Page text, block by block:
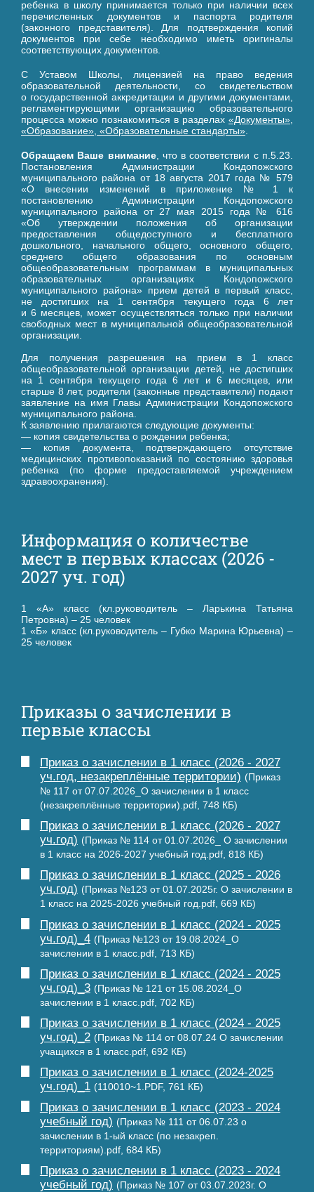
ребенка в школу принимается только при наличии всех
перечисленных документов и паспорта родителя
(законного представителя). Для подтверждения копий
документов при себе необходимо иметь оригиналы
соответствующих документов.
С Уставом Школы, лицензией на право ведения
образовательной деятельности, со свидетельством
о государственной аккредитации и другими документами,
регламентирующими организацию образовательного
процесса можно познакомиться в разделах «Документы»
«Образование» «Образовательные стандарты»
Обращаем Ваше внимание, что в соответствии с п.5.23.
Постановления Администрации Кондопожского
муниципального района от 18 августа 2017 года № 579
«О внесении изменений в приложение № 1 к
постановлению Администрации Кондопожского
муниципального района от 27 мая 2015 года № 616
«Об утверждении положения об организации
предоставления общедоступного и бесплатного
дошкольного, начального общего, основного общего,
среднего общего образования по основным
общеобразовательным программам в муниципальных
образовательных организациях Кондопожского
муниципального района» прием детей в первый класс,
не достигших на 1 сентября текущего года 6 лет
и 6 месяцев, может осуществляться только при наличии
свободных мест в муниципальной общеобразовательной
организации.
Для получения разрешения на прием в 1 класс
общеобразовательной организации детей, не достигших
на 1 сентября текущего года 6 лет и 6 месяцев, или
старше 8 лет, родители (законные представители) подают
заявление на имя Главы Администрации Кондопожского
муниципального района.
К заявлению прилагаются следующие документы:
— копия свидетельства о рождении ребенка;
— копия документа, подтверждающего отсутствие
медицинских противопоказаний по состоянию здоровья
ребенка (по форме предоставляемой учреждением
здравоохранения).
Информация о количестве
мест в первых классах (2026 -
2027 уч. год)
1 «А» класс (кл.руководитель – Ларькина Татьяна
Петровна) – 25 человек
1 «Б» класс (кл.руководитель – Губко Марина Юрьевна) –
25 человек
Приказы о зачислении в
первые классы
Приказ о зачислении в 1 класс (2026 - 2027
уч.год, незакреплённые территории) (Приказ
№ 117 от 07.07.2026_О зачислении в 1 класс
(незакреплённые территории).pdf, 748 КБ)
Приказ о зачислении в 1 класс (2026 - 2027
уч.год) (Приказ № 114 от 01.07.2026_ О зачислении
в 1 класс на 2026-2027 учебный год.pdf, 818 КБ)
Приказ о зачислении в 1 класс (2025 - 2026
уч.год) (Приказ №123 от 01.07.2025г. О зачислении в
1 класс на 2025-2026 учебный год.pdf, 669 КБ)
Приказ о зачислении в 1 класс (2024 - 2025
уч.год)_4 (Приказ №123 от 19.08.2024_О
зачислении в 1 класс.pdf, 713 КБ)
Приказ о зачислении в 1 класс (2024 - 2025
уч.год)_3 (Приказ № 121 от 15.08.2024_О
зачислении в 1 класс.pdf, 702 КБ)
Приказ о зачислении в 1 класс (2024 - 2025
уч.год)_2 (Приказ № 114 от 08.07.24 О зачислении
учащихся в 1 класс.pdf, 692 КБ)
Приказ о зачислении в 1 класс (2024-2025
уч.год)_1 (110010~1.PDF, 761 КБ)
Приказ о зачислении в 1 класс (2023 - 2024
учебный год) (Приказ № 111 от 06.07.23 о
зачислении в 1-ый класс (по незакреп.
территориям).pdf, 684 КБ)
Приказ о зачислении в 1 класс (2023 - 2024
учебный год) (Приказ № 107 от 03.07.2023г. О